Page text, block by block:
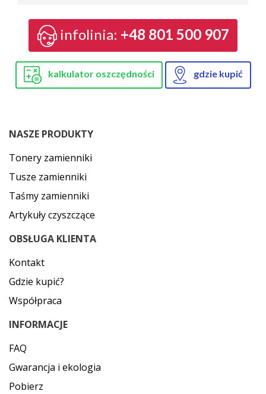
infolinia: +48 801 500 907
kalkulator oszczędności gdzie kupić
NASZE PRODUKTY
Tonery zamienniki
Tusze zamienniki
Taśmy zamienniki
Artykuły czyszczące
OBSŁUGA KLIENTA
Kontakt
Gdzie kupić?
Współpraca
INFORMACJE
FAQ
Gwarancja i ekologia
Pobierz